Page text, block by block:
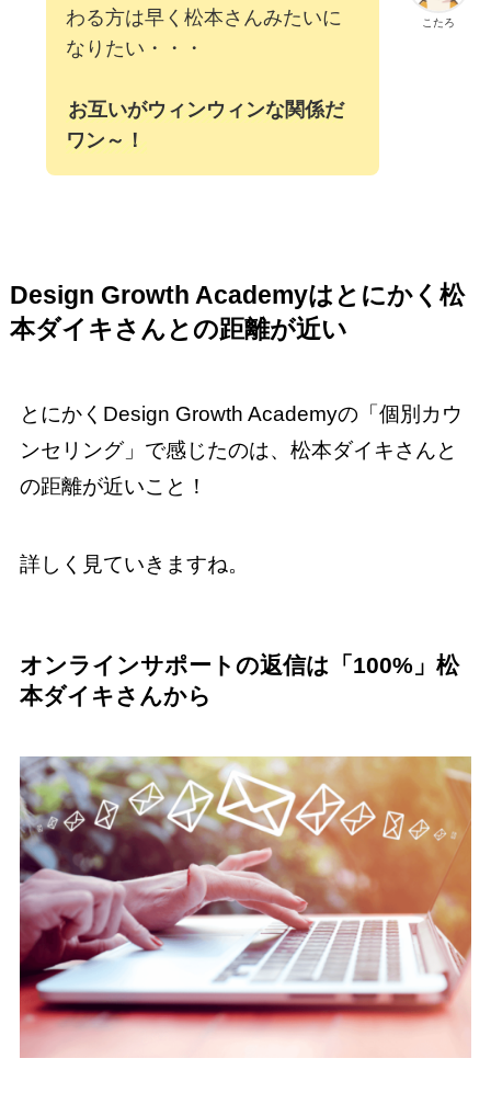
こたろ
わる方は早く松本さんみたいに
なりたい・・・
お互いがウィンウィンな関係だ
ワン～！
Design Growth Academyはとにかく松
本ダイキさんとの距離が近い
とにかくDesign Growth Academyの「個別カウ
ンセリング」で感じたのは、松本ダイキさんと
の距離が近いこと！
詳しく見ていきますね。
オンラインサポートの返信は「100%」松
本ダイキさんから